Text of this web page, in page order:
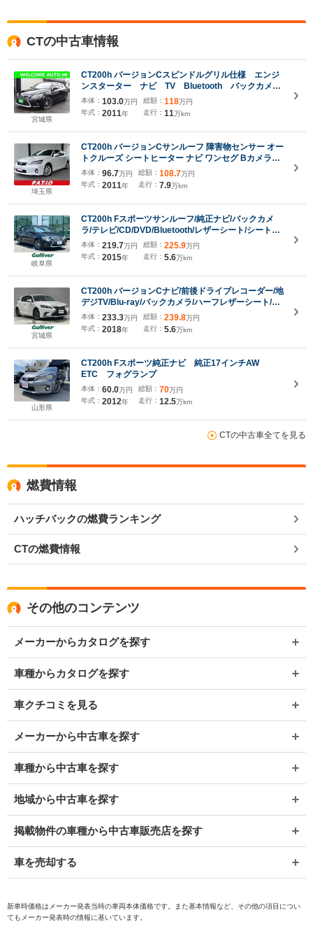
CTの中古車情報
宮城県
CT200h バージョンCスピンドルグリル仕様 エンジ
ンスターター ナビ TV Bluetooth バックカメ
ラ シートヒーター クルーズコントロール 17アル
ミ ETC スマートキー
本体： 103.0万円
年式： 2011年
総額： 118万円
走行： 11万km
埼玉県
CT200h バージョンCサンルーフ 障害物センサー オー
トクルーズ シートヒーター ナビ ワンセグ Bカメラ
LEDヘッドライト AW16インチ スマキー 禁煙車 取扱
説明書 フルフラット ABS オートライト フォグ 電格
ミラー CD
本体： 96.7万円
年式： 2011年
総額： 108.7万円
走行： 7.9万km
岐阜県
CT200h Fスポーツサンルーフ/純正ナビ/バックカメ
ラ/テレビ/CD/DVD/Bluetooth/レザーシート/シートヒ
ーター/ステアリングヒーター/クルーズコントロール/
パドルシフト/ビルトインETC/ドライブレコーダ
本体： 219.7万円
年式： 2015年
総額： 225.9万円
走行： 5.6万km
宮城県
CT200h バージョンCナビ/前後ドライブレコーダー/地
デジTV/Blu-ray/バックカメラ/ハーフレザーシート/レ
ーダークルーズコントロール/パドルシフト/前席シー
トクーラー/前席パワーシート/LEDヘッドライト/オー
トハイビーム/禁煙車
本体： 233.3万円
年式： 2018年
総額： 239.8万円
走行： 5.6万km
山形県
CT200h Fスポーツ純正ナビ 純正17インチAW
ETC フォグランプ
本体： 60.0万円
年式： 2012年
総額： 70万円
走行： 12.5万km
CTの中古車全てを見る
燃費情報
ハッチバックの燃費ランキング
CTの燃費情報
その他のコンテンツ
メーカーからカタログを探す
車種からカタログを探す
車クチコミを見る
メーカーから中古車を探す
車種から中古車を探す
地域から中古車を探す
掲載物件の車種から中古車販売店を探す
車を売却する
新車時価格はメーカー発表当時の車両本体価格です。また基本情報など、その他の項目につい
てもメーカー発表時の情報に基いています。